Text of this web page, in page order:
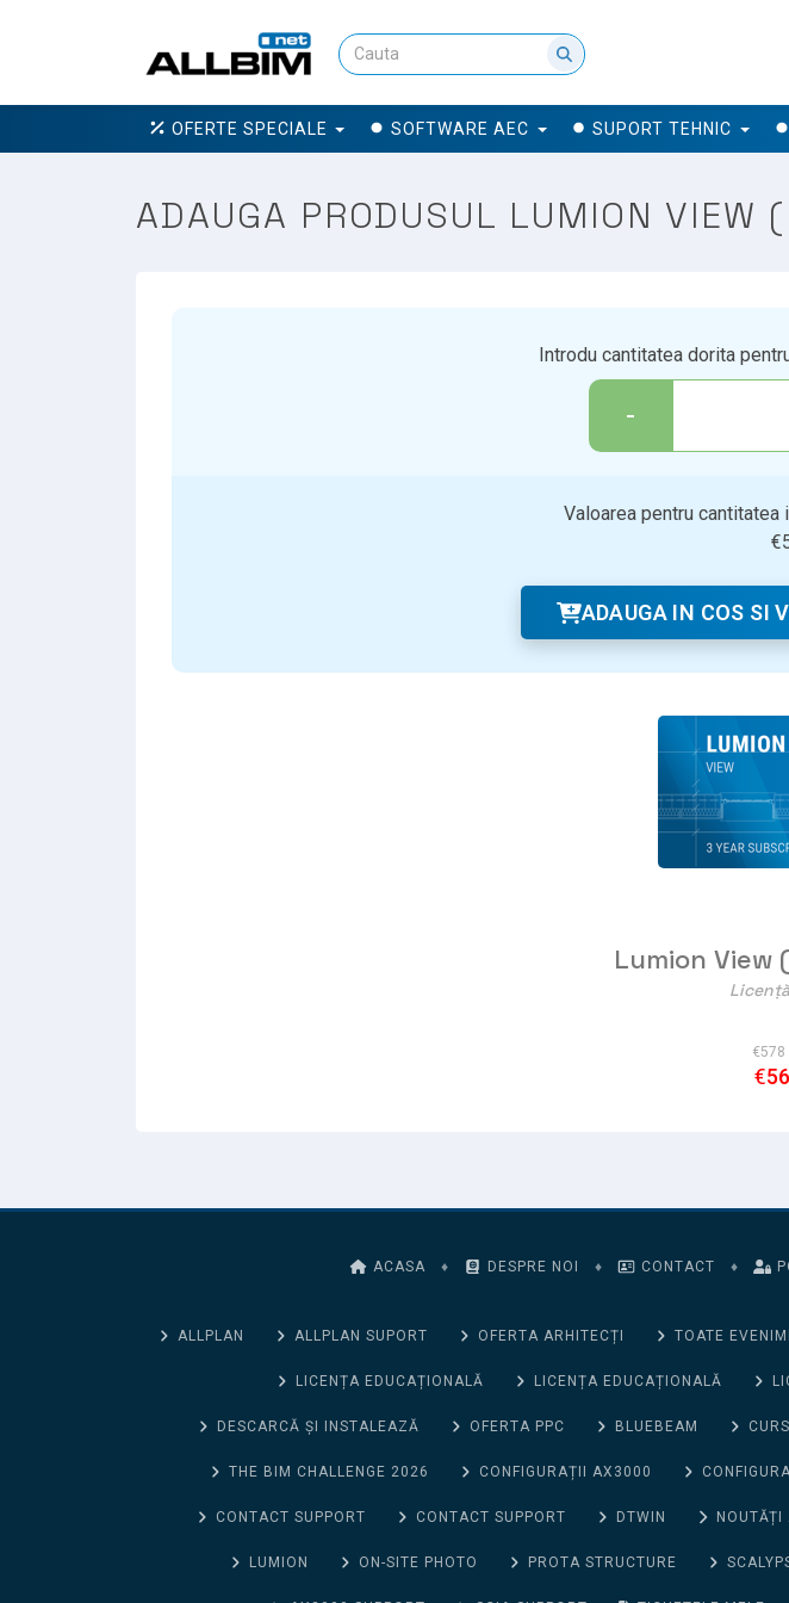
OFERTE SPECIALE SOFTWARE AEC SUPORT TEHNIC
ADAUGA PRODUSUL LUMION VIEW
Introdu cantitatea dorita
-
Valoarea pentru cantitatea
€
ADAUGA IN COS SI
Lumion View
€578
€
ACASA ♦ DESPRE NOI ♦ CONTACT ♦
ALLPLAN ALLPLAN SUPORT OFERTA ARHITECȚI TOATE
LICENȚA EDUCAȚIONALĂ LICENȚA EDUCAȚIONALĂ
DESCARCĂ ȘI INSTALEAZĂ OFERTA PPC BLUEBEAM
THE BIM CHALLENGE 2026 CONFIGURAȚII AX3000
CONTACT SUPPORT CONTACT SUPPORT DTWIN
LUMION ON-SITE PHOTO PROTA STRUCTURE